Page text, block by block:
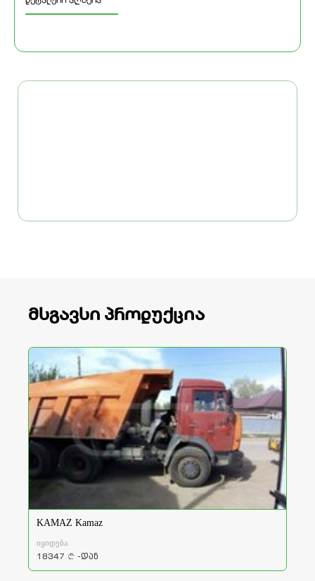
მსგავსი პროდუქცია
KAMAZ Kamaz
იყიდება
18347 a -დან